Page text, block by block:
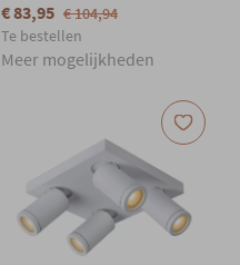
€ 83,95 € 104,94
Te bestellen
Meer mogelijkheden